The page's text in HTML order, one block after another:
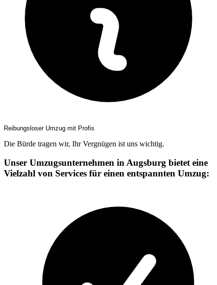
Reibungsloser Umzug mit Profis
Die Bürde tragen wir, Ihr Vergnügen ist uns wichtig.
Unser Umzugsunternehmen in Augsburg bietet eine
Vielzahl von Services für einen entspannten Umzug: